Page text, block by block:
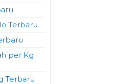
Terbaru
per Kg
Terbaru